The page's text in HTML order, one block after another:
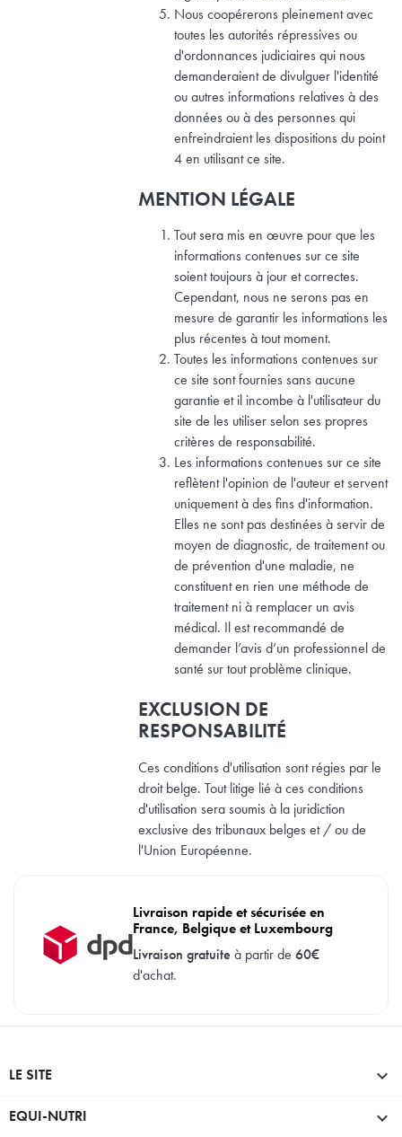
Nous coopérerons pleinement avec
toutes les autorités répressives ou
d'ordonnances judiciaires qui nous
demanderaient de divulguer l'identité
ou autres informations relatives à des
données ou à des personnes qui
enfreindraient les dispositions du point
4 en utilisant ce site.
MENTION LÉGALE
Tout sera mis en œuvre pour que les
informations contenues sur ce site
soient toujours à jour et correctes.
Cependant, nous ne serons pas en
mesure de garantir les informations les
plus récentes à tout moment.
Toutes les informations contenues sur
ce site sont fournies sans aucune
garantie et il incombe à l'utilisateur du
site de les utiliser selon ses propres
critères de responsabilité.
Les informations contenues sur ce site
reflètent l'opinion de l'auteur et servent
uniquement à des fins d'information.
Elles ne sont pas destinées à servir de
moyen de diagnostic, de traitement ou
de prévention d'une maladie, ne
constituent en rien une méthode de
traitement ni à remplacer un avis
médical. Il est recommandé de
demander l’avis d’un professionnel de
santé sur tout problème clinique.
EXCLUSION DE
RESPONSABILITÉ
Ces conditions d'utilisation sont régies par le
droit belge. Tout litige lié à ces conditions
d'utilisation sera soumis à la juridiction
exclusive des tribunaux belges et / ou de
l'Union Européenne.
Livraison rapide et sécurisée en
France, Belgique et Luxembourg
Livraison gratuite à partir de 60€
d'achat.
LE SITE 
EQUI-NUTRI 